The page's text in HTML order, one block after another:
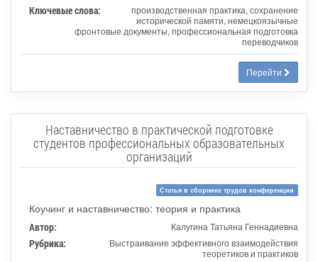
Ключевые слова:
производственная практика, сохранение
исторической памяти, немецкоязычные
фронтовые документы, профессиональная подготовка
переводчиков
Перейти
Наставничество в практической подготовке
студентов профессиональных образовательных
организаций
Статья в сборнике трудов конференции
Коучинг и наставничество: теория и практика
Автор: Калугина Татьяна Геннадиевна
Рубрика:
Выстраивание эффективного взаимодействия
теоретиков и практиков